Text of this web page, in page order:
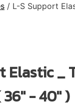
/ L-S Support
Elastic _
36'' - 40'' )